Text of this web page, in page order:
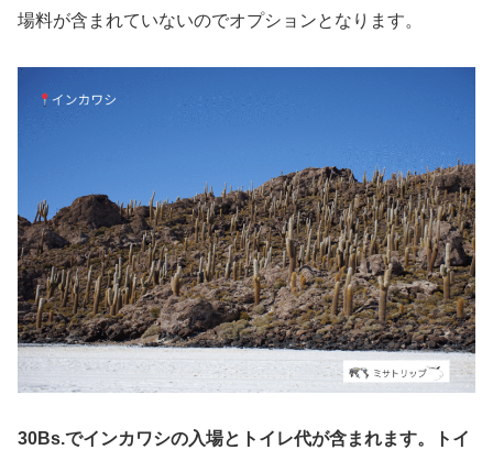
場料が含まれていないのでオプションとなります。
30Bs.でインカワシの入場とトイレ代が含まれます。トイ